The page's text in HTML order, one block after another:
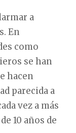
a
En
como
se han
hacen
parecida a
vez a más
10 años de